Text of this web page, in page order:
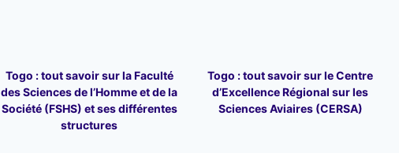
Togo : tout savoir sur la Faculté
des Sciences de l’Homme et de la
Société (FSHS) et ses différentes
structures
Togo : tout savoir sur le Centre
d’Excellence Régional sur les
Sciences Aviaires (CERSA)